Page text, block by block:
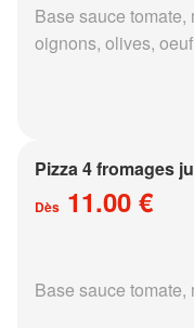
Base sauce
oignons, olives, oeuf
Pizza 4 fromages
Dès 11.00 €
Base sauce